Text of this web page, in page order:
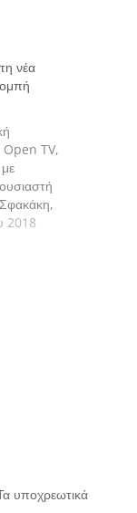
νέα
TV,
το
2018
υποχρεωτικά